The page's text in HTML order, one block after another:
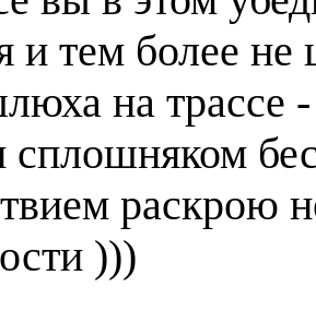
и тем более не
на трассе
сплошняком
раскрою
)))